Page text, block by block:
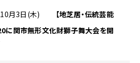
月3日(木)
【地芝居・伝統芸能
に関市無形文化財獅子舞大会を開